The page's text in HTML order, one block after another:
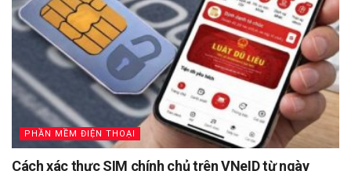
PHẦN MỀM ĐIỆN THOẠI
Cách xác thực SIM chính chủ trên VNeID từ ngày